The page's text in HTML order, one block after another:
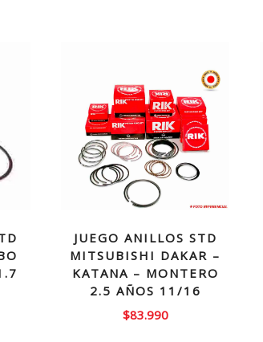
JUEGO ANILLOS STD
MITSUBISHI DAKAR –
KATANA – MONTERO
2.5 AÑOS 11/16
$83.990